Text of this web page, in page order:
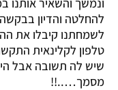
להחלטה והדיון
לשמחתנו קיבלו את
טלפון לקלינאית
שיש לה תשובה אבל היא
מסמך…..!!